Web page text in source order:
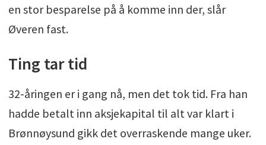
en stor besparelse på å komme inn der, slår
Øveren fast.
Ting tar tid
32-åringen er i gang nå, men det tok tid. Fra han
hadde betalt inn aksjekapital til alt var klart i
Brønnøysund gikk det overraskende mange uker.